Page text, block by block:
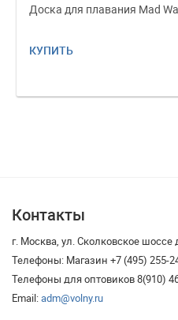
Доска для плавания Mad
КУПИТЬ
Контакты
г. Москва, ул. Сколковское шоссе
Телефоны: Магазин +7 (495) 255-
Телефоны для оптовиков 8(910)
Email:adm@volny.ru